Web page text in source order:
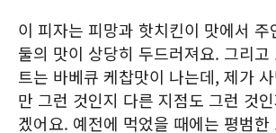
이 피자는 피망과 핫치킨이 맛에서 주
둘의 맛이 상당히 두드러져요. 그리고
트는 바베큐 케찹맛이 나는데, 제가
만 그런 것인지 다른 지점도 그런 것
겠어요. 예전에 먹었을 때에는 평범한